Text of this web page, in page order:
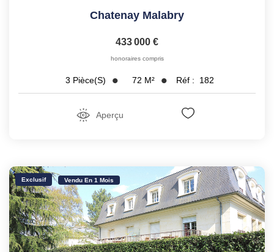
Chatenay Malabry
433 000 €
honoraires compris
3 Pièce(s) 72 M² Réf : 182
Aperçu
Exclusif Vendu En 1 Mois